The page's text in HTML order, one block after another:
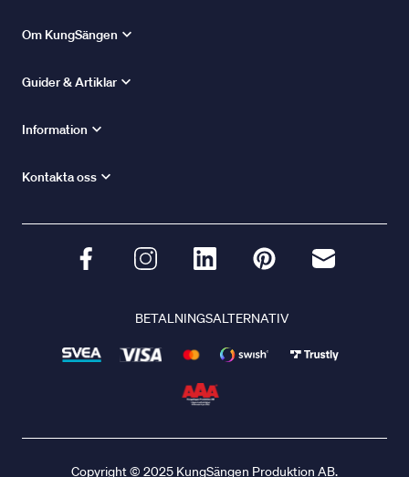
Om KungSängen
Guider & Artiklar
Information
Kontakta oss
BETALNINGSALTERNATIV
Copyright © 2025 KungSängen Produktion AB.